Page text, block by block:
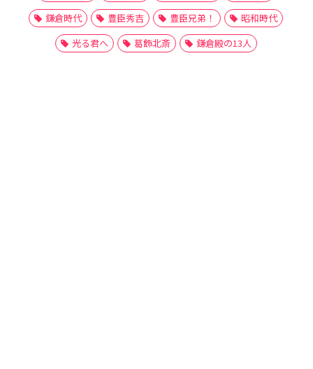
鎌倉時代
豊臣秀吉 豊臣兄弟！
昭和時代
光る君へ
葛飾北斎 鎌倉殿の13人